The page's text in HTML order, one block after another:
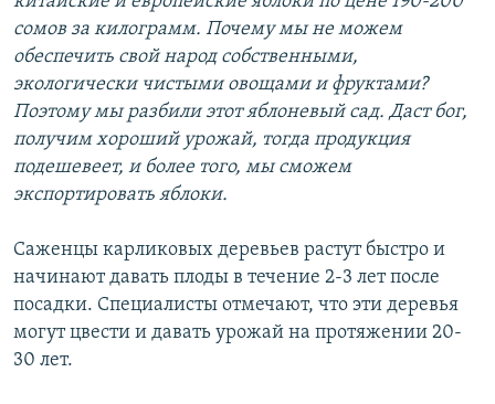
сомов за килограмм. Почему мы не можем
обеспечить свой народ собственными,
экологически чистыми овощами и фруктами?
Поэтому мы разбили этот яблоневый сад. Даст бог,
получим хороший урожай, тогда продукция
подешевеет, и более того, мы сможем
экспортировать яблоки.
Cаженцы карликовых деревьев растут быстро и
начинают давать плоды в течение 2-3 лет после
посадки. Специалисты отмечают, что эти деревья
могут цвести и давать урожай на протяжении 20-
30 лет.